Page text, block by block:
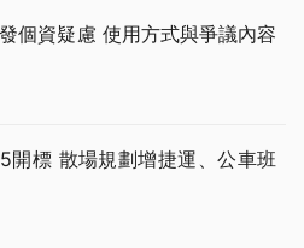
個資疑慮 使用方式與爭議內容
開標 散場規劃增捷運、公車班